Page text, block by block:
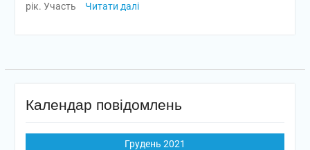
рік. Участь
Читати далі
Календар повідомлень
Грудень 2021